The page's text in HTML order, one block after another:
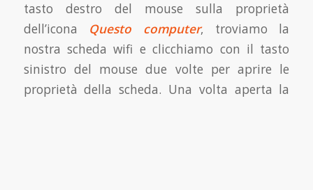
tasto destro del mouse sulla proprietà
dell’icona Questo computer, troviamo la
nostra scheda wifi e clicchiamo con il tasto
sinistro del mouse due volte per aprire le
proprietà della scheda. Una volta aperta la